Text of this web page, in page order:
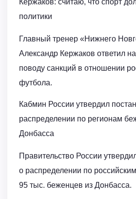
Кержаков: считаю, что спорт
политики
Главный тренер «Нижнего
Александр Кержаков ответил
поводу санкций в отношении
футбола.
Кабмин России утвердил
распределении по регионам
Донбасса
Правительство России
о распределении по
95 тыс. беженцев из Донбасса.